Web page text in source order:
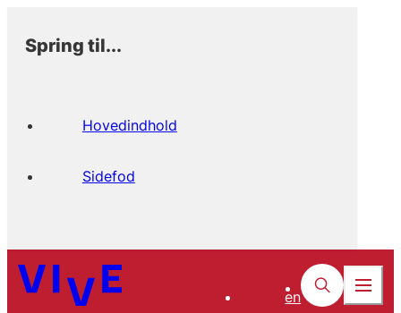
Spring til...
Hovedindhold
Sidefod
en